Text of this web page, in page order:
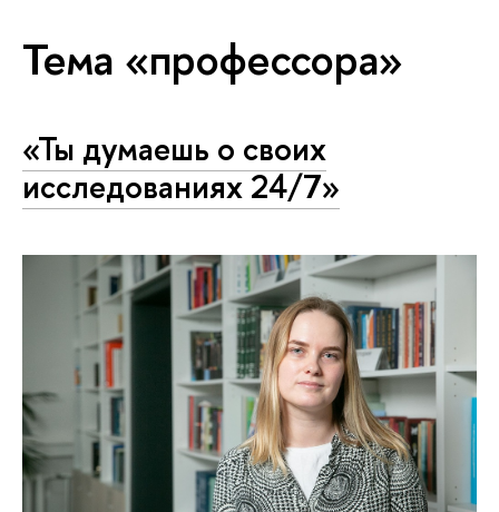
Тема «профессора»
«Ты думаешь о своих
исследованиях 24/7»